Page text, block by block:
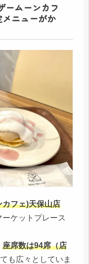
ームーンカフ
ニューがか
フェ)天保山店
ケットプレース
座席数は94席（店
ても広々としていま